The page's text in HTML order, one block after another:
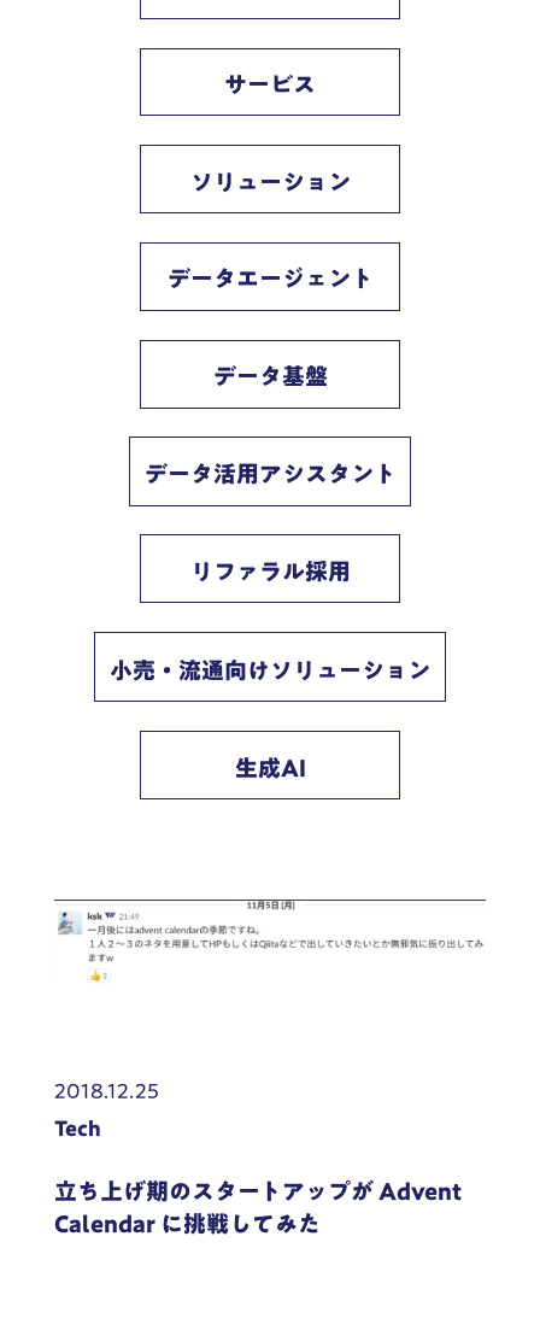
サービス
ソリューション
データエージェント
データ基盤
データ活用アシスタント
リファラル採用
小売・流通向けソリューション
生成AI
2018.12.25
Tech
立ち上げ期のスタートアップが Advent
Calendar に挑戦してみた